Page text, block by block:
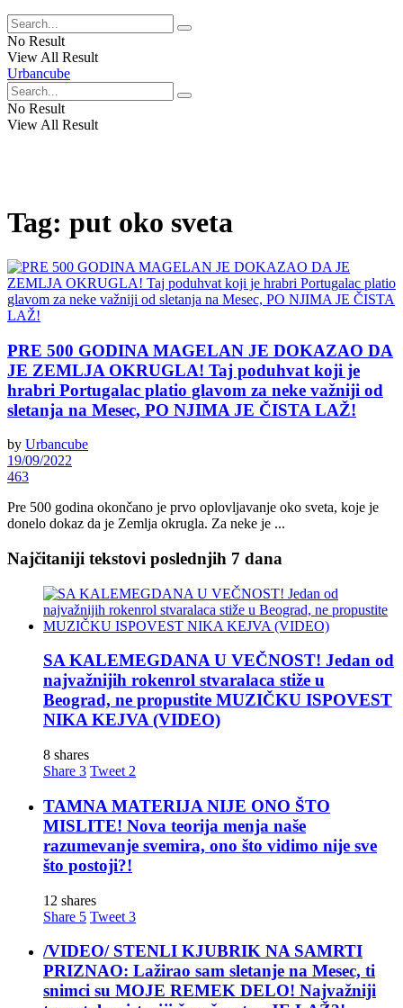
No Result
View All Result
Urbancube
No Result
View All Result
Tag: put oko sveta
PRE 500 GODINA MAGELAN JE DOKAZAO DA
JE ZEMLJA OKRUGLA! Taj poduhvat koji je
hrabri Portugalac platio glavom za neke važniji od
sletanja na Mesec, PO NJIMA JE ČISTA LAŽ!
by Urbancube
19/09/2022
463
Pre 500 godina okončano je prvo oplovljavanje oko sveta, koje je
donelo dokaz da je Zemlja okrugla. Za neke je ...
Najčitaniji tekstovi poslednjih 7 dana
SA KALEMEGDANA U VEČNOST! Jedan od
najvažnijih rokenrol stvaralaca stiže u
Beograd, ne propustite MUZIČKU ISPOVEST
NIKA KEJVA (VIDEO)
8 shares
Share 3 Tweet 2
TAMNA MATERIJA NIJE ONO ŠTO
MISLITE! Nova teorija menja naše
razumevanje svemira, ono što vidimo nije sve
što postoji?!
12 shares
Share 5 Tweet 3
/VIDEO/ STENLI KJUBRIK NA SAMRTI
PRIZNAO: Lažirao sam sletanje na Mesec, ti
snimci su MOJE REMEK DELO! Najvažniji